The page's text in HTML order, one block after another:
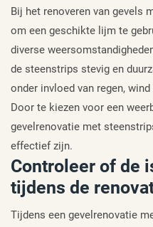
Bij het renoveren van gevels
om een geschikte lijm te
diverse
de steenstrips stevig en
onder invloed van regen,
Door te kiezen voor een
gevelrenovatie met
effectief zijn.
Controleer of de
tijdens de
Tijdens een gevelrenovatie